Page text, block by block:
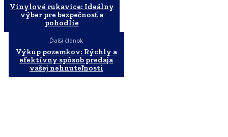
Vinylové rukavice: Ideálny
výber pre bezpečnosť a
pohodlie
Ďalší článok
Výkup pozemkov: Rýchly a
efektívny spôsob predaja
vašej nehnuteľnosti